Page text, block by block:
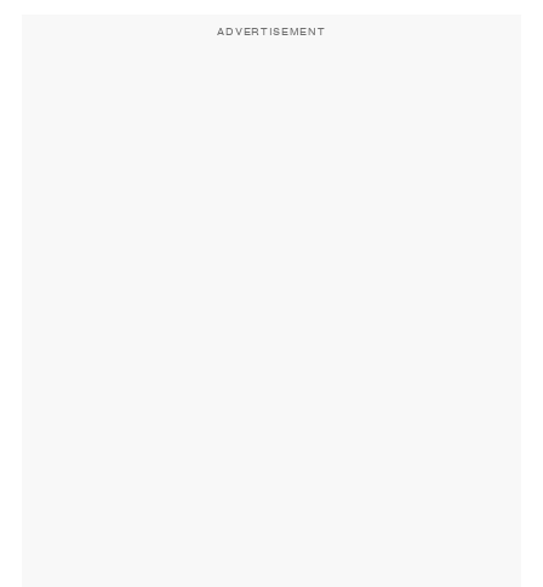
ADVERTISEMENT